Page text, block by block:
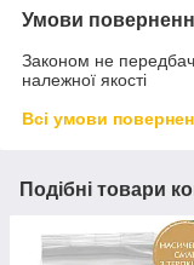
Умови
Законом не
належної якості
Всі умови
Подібні товари